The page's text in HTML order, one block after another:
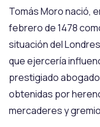
Tomás Moro nació,
febrero de 1478
situación del
que ejercería
prestigiado
obtenidas por
mercaderes y